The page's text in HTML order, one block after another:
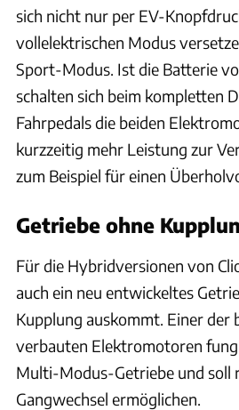
sich nicht nur per EV-
vollelektrischen Modus
Sport-Modus. Ist die Batterie
schalten sich beim kompletten
Fahrpedals die beiden
kurzzeitig mehr Leistung zur
zum Beispiel für einen
Getriebe ohne
Für die Hybridversionen von
auch ein neu entwickeltes
Kupplung auskommt. Einer der
verbauten Elektromotoren
Multi-Modus-Getriebe und soll
Gangwechsel ermöglichen.